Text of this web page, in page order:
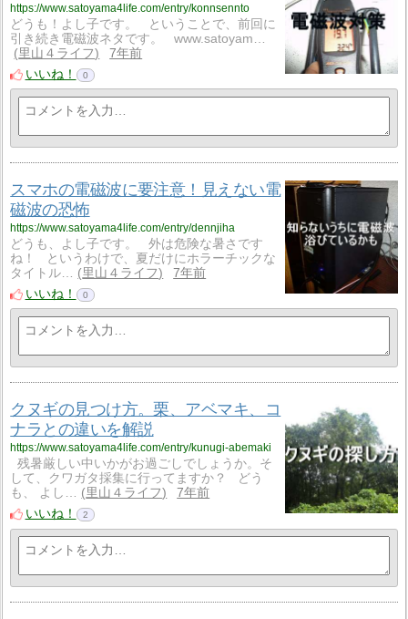
https://www.satoyama4life.com/entry/konnsennto
どうも！よし子です。 ということで、前回に
引き続き電磁波ネタです。 www.satoyam…
里山４ライフ
7年前
いいね！
0
スマホの電磁波に要注意！見えない電
磁波の恐怖
https://www.satoyama4life.com/entry/dennjiha
どうも、よし子です。 外は危険な暑さです
ね！ というわけで、夏だけにホラーチックな
タイトル…
里山４ライフ
7年前
いいね！
0
クヌギの見つけ方。栗、アベマキ、コ
ナラとの違いを解説
https://www.satoyama4life.com/entry/kunugi-abemaki
残暑厳しい中いかがお過ごしでしょうか。そ
して、クワガタ採集に行ってますか？ どう
も、 よし…
里山４ライフ
7年前
いいね！
2